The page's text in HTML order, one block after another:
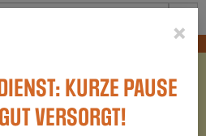
×
KURZE PAUSE
VERSORGT!
20 VON 6314